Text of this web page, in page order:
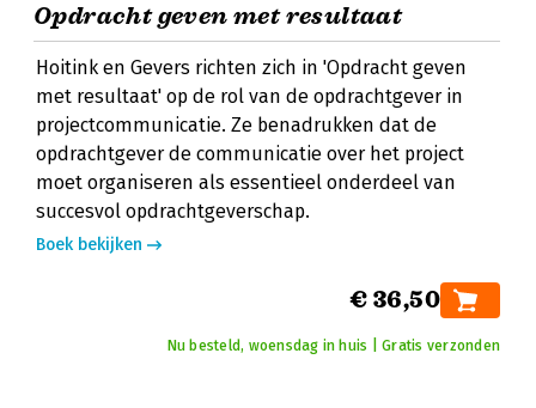
Opdracht geven met resultaat
Hoitink en Gevers richten zich in 'Opdracht geven
met resultaat' op de rol van de opdrachtgever in
projectcommunicatie. Ze benadrukken dat de
opdrachtgever de communicatie over het project
moet organiseren als essentieel onderdeel van
succesvol opdrachtgeverschap.
Boek bekijken
€ 36,50
Nu besteld, woensdag in huis | Gratis verzonden